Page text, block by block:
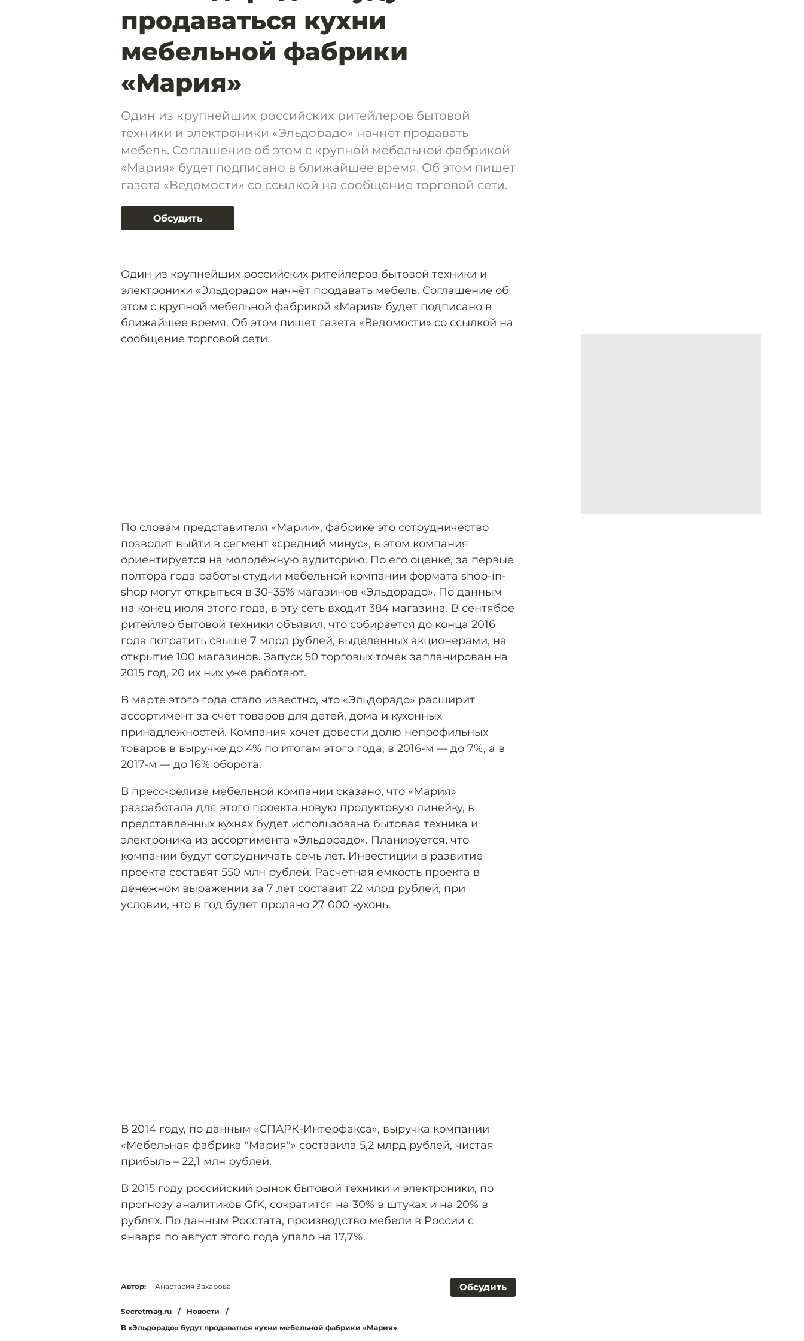
продаваться кухни
мебельной фабрики
«Мария»
Один из крупнейших российских ритейлеров бытовой
техники и электроники «Эльдорадо» начнёт продавать
мебель. Соглашение об этом с крупной мебельной фабрикой
«Мария» будет подписано в ближайшее время. Об этом пишет
газета «Ведомости» со ссылкой на сообщение торговой сети.
Обсудить
Один из крупнейших российских ритейлеров бытовой техники и
электроники «Эльдорадо» начнёт продавать мебель. Соглашение об
этом с крупной мебельной фабрикой «Мария» будет подписано в
ближайшее время. Об этом пишет газета «Ведомости» со ссылкой на
сообщение торговой сети.
По словам представителя «Марии», фабрике это сотрудничество
позволит выйти в сегмент «средний минус», в этом компания
ориентируется на молодёжную аудиторию. По его оценке, за первые
полтора года работы студии мебельной компании формата shop-in-
shop могут открыться в 30–35% магазинов «Эльдорадо». По данным
на конец июля этого года, в эту сеть входит 384 магазина. В сентябре
ритейлер бытовой техники объявил, что собирается до конца 2016
года потратить свыше 7 млрд рублей, выделенных акционерами, на
открытие 100 магазинов. Запуск 50 торговых точек запланирован на
2015 год, 20 их них уже работают.
В марте этого года стало известно, что «Эльдорадо» расширит
ассортимент за счёт товаров для детей, дома и кухонных
принадлежностей. Компания хочет довести долю непрофильных
товаров в выручке до 4% по итогам этого года, в 2016-м — до 7%, а в
2017-м — до 16% оборота.
В пресс-релизе мебельной компании сказано, что «Мария»
разработала для этого проекта новую продуктовую линейку, в
представленных кухнях будет использована бытовая техника и
электроника из ассортимента «Эльдорадо». Планируется, что
компании будут сотрудничать семь лет. Инвестиции в развитие
проекта составят 550 млн рублей. Расчетная емкость проекта в
денежном выражении за 7 лет составит 22 млрд рублей, при
условии, что в год будет продано 27 000 кухонь.
В 2014 году, по данным «СПАРК-Интерфакса», выручка компании
«Мебельная фабрика "Мария"» составила 5,2 млрд рублей, чистая
прибыль – 22,1 млн рублей.
В 2015 году российский рынок бытовой техники и электроники, по
прогнозу аналитиков GfK, сократится на 30% в штуках и на 20% в
рублях. По данным Росстата, производство мебели в России с
января по август этого года упало на 17,7%.
Обсудить
Автор: Анастасия Захарова
Secretmag.ru / Новости
/
В «Эльдорадо» будут продаваться кухни мебельной фабрики «Мария»